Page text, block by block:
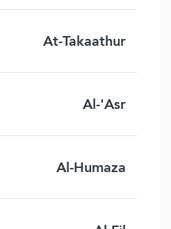
At-Takaathur
Al-'Asr
Al-Humaza